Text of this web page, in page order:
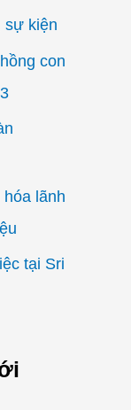
sự kiện
con
lãnh
tại Sri